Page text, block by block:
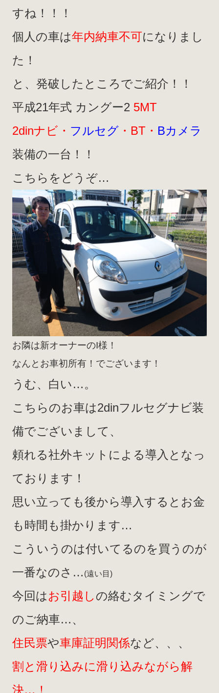
すね！！！
個人の車は年内納車不可になりまし
た！
と、発破したところでご紹介！！
平成21年式 カングー2 5MT
2dinナビ・ フルセグ ・BT・ Bカメラ
装備の一台！！
こちらをどうぞ…
お隣は新オーナーのI様！
なんとお車初所有！でございます！
うむ、白い…。
こちらのお車は2dinフルセグナビ装
備でございまして、
頼れる社外キットによる導入となっ
ております！
思い立っても後から導入するとお金
も時間も掛かります…
こういうのは付いてるのを買うのが
一番なのさ… (遠い目)
今回はお引越し の絡むタイミングで
のご納車…、
住民票や車庫証明関係など、、、
割と滑り込みに滑り込みながら解
決…！